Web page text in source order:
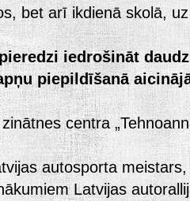
bet arī ikdienā skolā,
iedrošināt
piepildīšanā
centra
autosporta meistars,
Latvijas